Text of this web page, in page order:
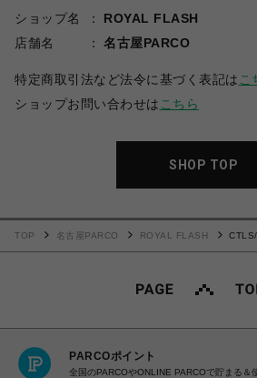
ショップ名
ROYAL FLASH
店舗名
名古屋PARCO
特定商取引法など法令に基づく表記は こ
ショップお問い合わせは こちら
SHOP TOP
TOP 名古屋PARCO ROYAL FLASH
PARCOポイント
全国のPARCOやONLINE PARCOで貯まる＆